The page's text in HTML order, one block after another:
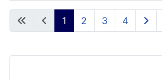
Articles
1 2 3 4